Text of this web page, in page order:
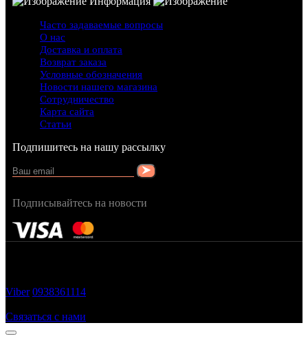
Часто задаваемые вопросы
О нас
Доставка и оплата
Возврат заказа
Условные обозначения
Новости нашего магазина
Сотрудничество
Карта сайта
Статьи
Подпишитесь на нашу рассылку
Подписывайтесь на новости
Viber 0938361114
Связаться с нами